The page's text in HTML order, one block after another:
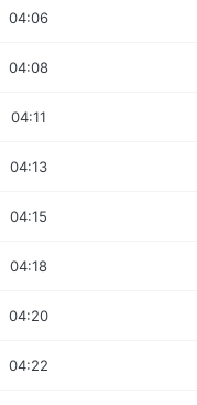
04:06
04:08
04:11
04:13
04:15
04:18
04:20
04:22